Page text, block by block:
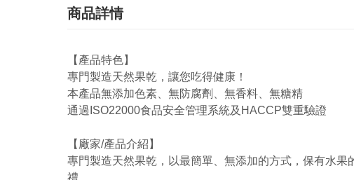
商品詳情
【產品特色】
專門製造天然果乾，讓您吃得健康！
本產品無添加色素、無防腐劑、無香料、無糖精
通過ISO22000食品安全管理系統及HACCP雙重驗證
【廠家/產品介紹】
專門製造天然果乾，以最簡單、無添加的方式，保有水
禮。